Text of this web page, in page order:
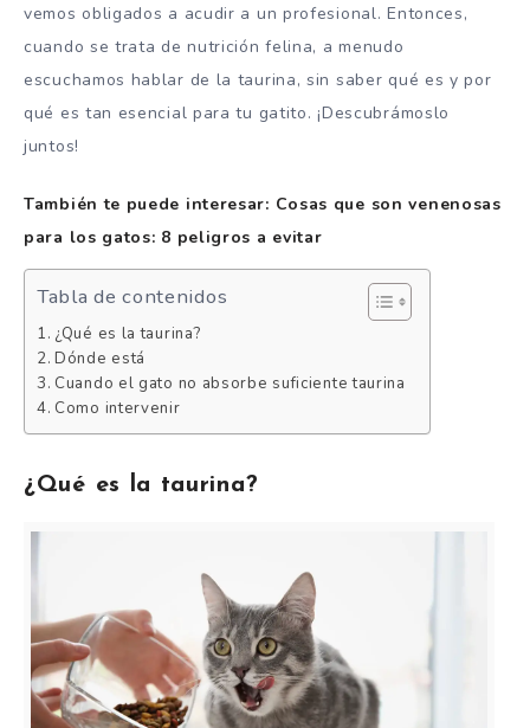
vemos obligados a acudir a un profesional. Entonces,
cuando se trata de nutrición felina, a menudo
escuchamos hablar de la taurina, sin saber qué es y por
qué es tan esencial para tu gatito. ¡Descubrámoslo
juntos!
También te puede interesar: Cosas que son venenosas
para los gatos: 8 peligros a evitar
Tabla de contenidos
¿Qué es la taurina?
Dónde está
Cuando el gato no absorbe suficiente taurina
Como intervenir
¿Qué es la taurina?